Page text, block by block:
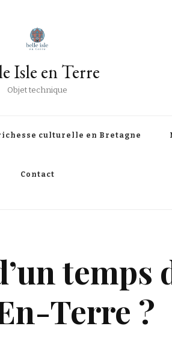
Isle en Terre
Objet technique
culturelle en Bretagne
Contact
temps
Terre ?